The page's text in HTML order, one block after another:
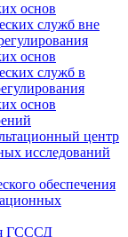
основ
служб вне
основ
служб в
основ
центр
исследований
обеспечения
ГСССД